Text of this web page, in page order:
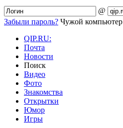
@
Забыли пароль? Чужой компьютер
QIP.RU:
Почта
Новости
Поиск
Видео
Фото
Знакомства
Открытки
Юмор
Игры